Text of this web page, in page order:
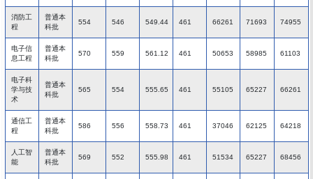
消防工
程
普通本
科批
554 546 549.44 461 66261 71693 74955
电子信
息工程
普通本
科批
570 559 561.12 461 50653 58985 61103
电子科
学与技
术
普通本
科批
565 554 555.65 461 55105 65227 66261
通信工
程
普通本
科批
586 556 558.73 461 37046 62125 64218
人工智
能
普通本
科批
569 552 555.98 461 51534 65227 68456